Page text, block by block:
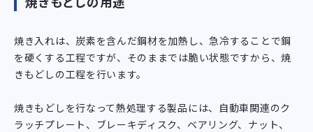
焼き入れは、炭素を含んだ鋼材を加熱し、急冷することで鋼
を硬くする工程ですが、そのままでは脆い状態ですから、焼
きもどしの工程を行います。
焼きもどしを行なって熱処理する製品には、自動車関連のク
ラッチプレート、ブレーキディスク、ベアリング、ナット、